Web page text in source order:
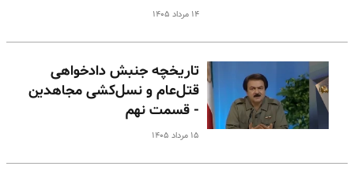
۱۴ مرداد ۱۴۰۵
تاریخچه جنبش دادخواهی
قتل‌عام و نسل‌کشی مجاهدین
- قسمت نهم
۱۵ مرداد ۱۴۰۵